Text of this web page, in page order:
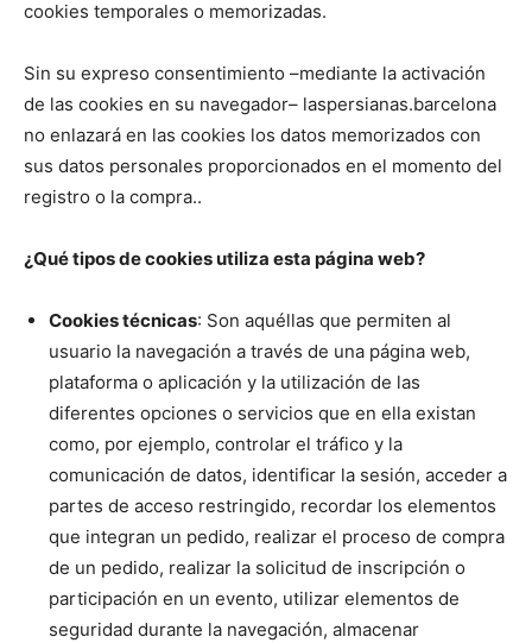
cookies temporales o memorizadas.
Sin su expreso consentimiento –mediante la activación
de las cookies en su navegador– laspersianas.barcelona
no enlazará en las cookies los datos memorizados con
sus datos personales proporcionados en el momento del
registro o la compra..
¿Qué tipos de cookies utiliza esta página web?
Cookies técnicas: Son aquéllas que permiten al
usuario la navegación a través de una página web,
plataforma o aplicación y la utilización de las
diferentes opciones o servicios que en ella existan
como, por ejemplo, controlar el tráfico y la
comunicación de datos, identificar la sesión, acceder a
partes de acceso restringido, recordar los elementos
que integran un pedido, realizar el proceso de compra
de un pedido, realizar la solicitud de inscripción o
participación en un evento, utilizar elementos de
seguridad durante la navegación, almacenar